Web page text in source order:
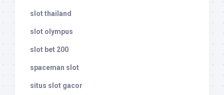
slot thailand
slot olympus
slot bet 200
spaceman slot
situs slot gacor